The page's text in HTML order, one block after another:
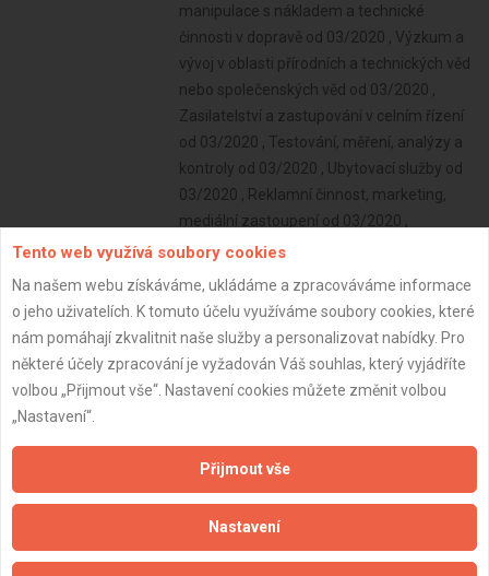
Tento web využívá soubory cookies
Na našem webu získáváme, ukládáme a zpracováváme informace
o jeho uživatelích. K tomuto účelu využíváme soubory cookies, které
nám pomáhají zkvalitnit naše služby a personalizovat nabídky. Pro
některé účely zpracování je vyžadován Váš souhlas, který vyjádříte
volbou „Přijmout vše“. Nastavení cookies můžete změnit volbou
„Nastavení“.
Přijmout vše
Nastavení